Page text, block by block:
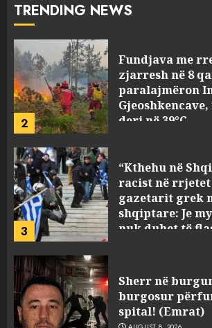
TRENDING NEWS
2
deri në 39°C
3
“Kthehu në
racist në rrjetet
gazetarit grek
shqiptare: Je
nuk duhet të
4
Sherr në
burgosur
spital! (Emrat)
AUGUST 8, 2026
Tentoi të vriste
zjarri një 38-
flagrancë autori
Kavajë! (Emrat)